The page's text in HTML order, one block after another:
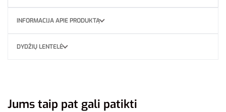
INFORMACIJA APIE PRODUKTĄ
DYDŽIŲ LENTELĖ
Jums taip pat gali patikti